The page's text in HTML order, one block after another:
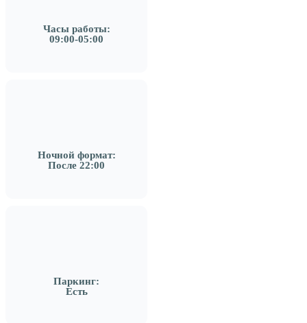
Часы работы:
09:00-05:00
Ночной формат:
После 22:00
Паркинг:
Есть